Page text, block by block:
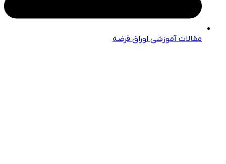
مقالات آموزشی اوراق قرضه